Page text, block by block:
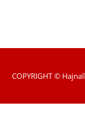
COPYRIGHT ©